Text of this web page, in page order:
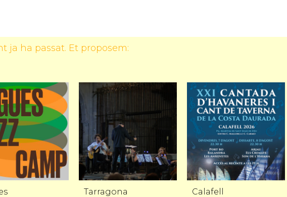
ja ha passat. Et proposem:
Tarragona Calafell